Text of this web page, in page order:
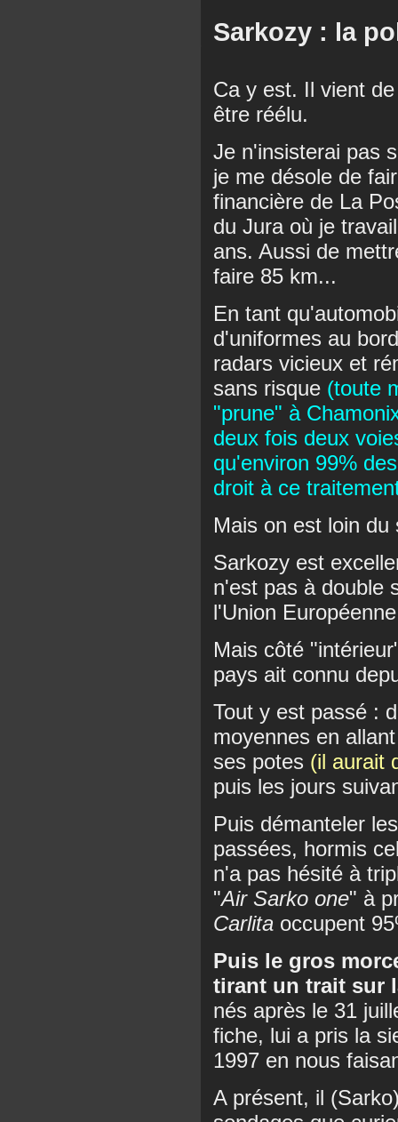
Sarkozy : la
Ca y est. Il vient
être réélu.
Je n'insisterai pas
je me désole de
financière de La
du Jura où je
ans. Aussi de
faire 85 km...
En tant
d'uniformes au
radars vicieux et
sans risque (toute
"prune" à
deux fois deux
qu'environ 99%
droit à ce
Mais on est loin du
Sarkozy est
n'est pas à double
l'Union
Mais côté
pays ait connu
Tout y est passé :
moyennes en
ses potes (il aurait
puis les jours
Puis démanteler
passées, hormis
n'a pas hésité à
"Air Sarko one" à
Carlita occupent
Puis le gros
tirant un trait sur
nés après le 31
fiche, lui a pris la
1997 en nous
A présent, il